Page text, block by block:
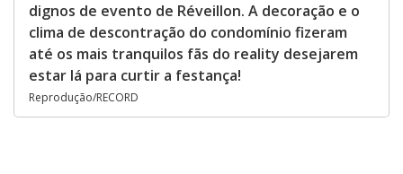
dignos de evento de Réveillon. A decoração e o
clima de descontração do condomínio fizeram
até os mais tranquilos fãs do reality desejarem
estar lá para curtir a festança!
Reprodução/RECORD